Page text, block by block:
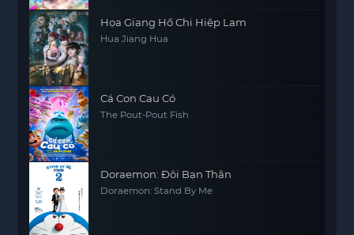
Họa Giang Hồ Chi Hiệp Lam
Hua Jiang Hua
Cá Con Cau Có
The Pout-Pout Fish
Doraemon: Đôi Bạn Thân
Doraemon: Stand By Me